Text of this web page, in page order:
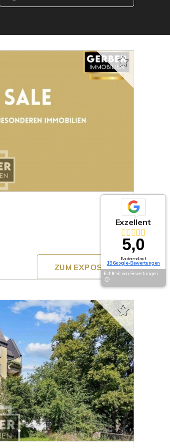
ZUM EXPOSÉ
Exzellent
5,0
Basierend auf
18 Google-Bewertungen
Echtheit von Bewertungen